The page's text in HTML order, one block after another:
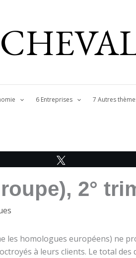
6 Entreprises 7 Autres
2°
les homologues européens) ne
à leurs clients. Le total